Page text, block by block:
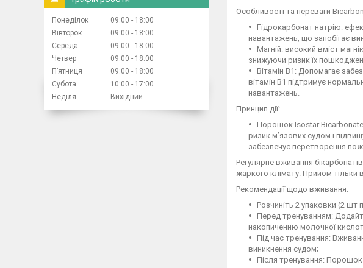
Особливості та переваги
Гідрокарбонат натрію:
навантажень, що запобігає
Магній: високий вміст
знижуючи ризик їх
Вітамін В1: Допомагає
вітамін В1 підтримує
навантажень.
Принцип дії:
Порошок Isostar
ризик м’язових судом і
забезпечує перетворення
Регулярне вживання
жаркого клімату. Прийом тільки
Рекомендації щодо вживання:
Розчиніть 2 упаковки (2 шт
Перед тренуванням:
накопиченню молочної
Під час тренування:
виникнення судом;
Після тренування:
Понеділок 09:00
18:00
Вівторок
09:00
18:00
Середа
09:00
18:00
Четвер
09:00
18:00
Пʼятниця
09:00
18:00
Субота
10:00
17:00
Неділя
Вихідний